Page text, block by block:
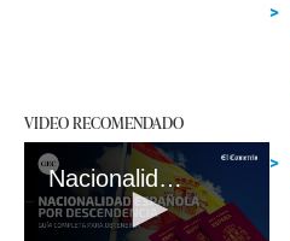
VIDEO RECOMENDADO
Nacionalidad española por Descendencia: guía para obtenerla